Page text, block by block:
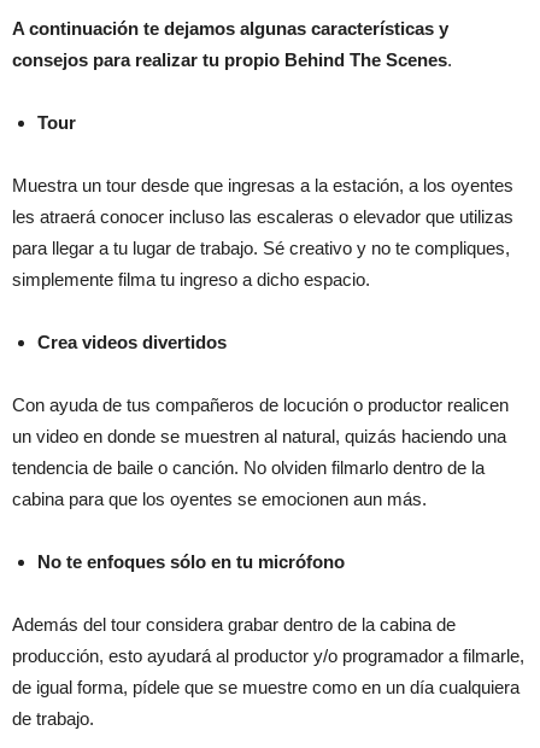
A continuación te dejamos algunas características y
consejos para realizar tu propio Behind The Scenes.
Tour
Muestra un tour desde que ingresas a la estación, a los oyentes
les atraerá conocer incluso las escaleras o elevador que utilizas
para llegar a tu lugar de trabajo. Sé creativo y no te compliques,
simplemente filma tu ingreso a dicho espacio.
Crea videos divertidos
Con ayuda de tus compañeros de locución o productor realicen
un video en donde se muestren al natural, quizás haciendo una
tendencia de baile o canción. No olviden filmarlo dentro de la
cabina para que los oyentes se emocionen aun más.
No te enfoques sólo en tu micrófono
Además del tour considera grabar dentro de la cabina de
producción, esto ayudará al productor y/o programador a filmarle,
de igual forma, pídele que se muestre como en un día cualquiera
de trabajo.